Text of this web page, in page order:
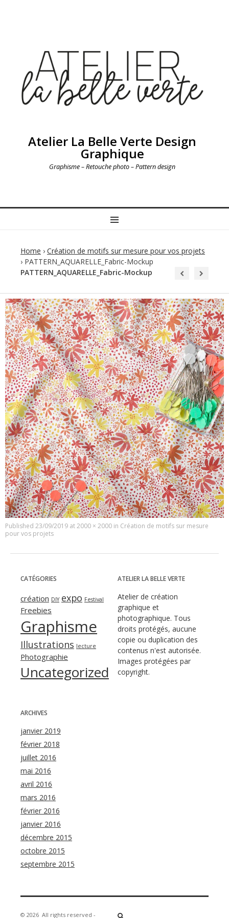
Atelier La Belle Verte Design
Graphique
Graphisme – Retouche photo – Pattern design
MENU
Home › Création de motifs sur mesure pour vos projets
› PATTERN_AQUARELLE_Fabric-Mockup
PATTERN_AQUARELLE_Fabric-Mockup
Published 23/09/2019 at2000 × 2000 in Création de motifs sur mesure
pour vos projets
CATÉGORIES
création DIY expo Festival
Freebies
Graphisme
Illustrations lecture
Photographie
Uncategorized
ATELIER LA BELLE VERTE
Atelier de création
graphique et
photographique. Tous
droits protégés, aucune
copie ou duplication des
contenus n'est autorisée.
Images protégées par
copyright.
ARCHIVES
janvier 2019
février 2018
juillet 2016
mai 2016
avril 2016
mars 2016
février 2016
janvier 2016
décembre 2015
octobre 2015
septembre 2015
© 2026 All rights reserved -